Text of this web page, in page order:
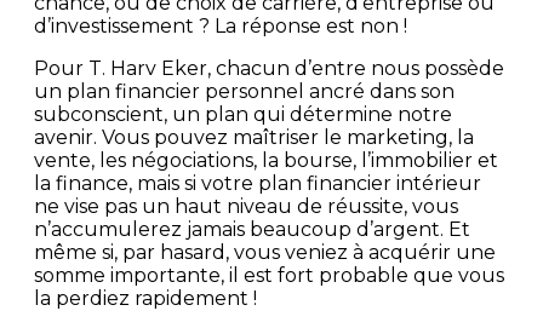
d’investissement ? La réponse est non !
Pour T. Harv Eker, chacun d’entre nous possède
un plan financier personnel ancré dans son
subconscient, un plan qui détermine notre
avenir. Vous pouvez maîtriser le marketing, la
vente, les négociations, la bourse, l’immobilier et
la finance, mais si votre plan financier intérieur
ne vise pas un haut niveau de réussite, vous
n’accumulerez jamais beaucoup d’argent. Et
même si, par hasard, vous veniez à acquérir une
somme importante, il est fort probable que vous
la perdiez rapidement !